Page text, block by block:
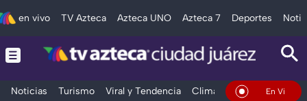
en vivo TV Azteca Azteca UNO Azteca 7 Deportes
Noticias Turismo Viral y Tendencia Clima DeportesEn Vivo